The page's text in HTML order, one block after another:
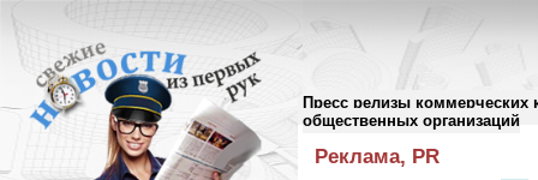
Пресс релизы коммерческих
общественных организаций
Архив пресс-релизов//
Реклама, PR